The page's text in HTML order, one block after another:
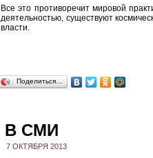
Все это противоречит мировой
деятельностью, существуют
власти.
Поделиться…
В СМИ
7 ОКТЯБРЯ 2013